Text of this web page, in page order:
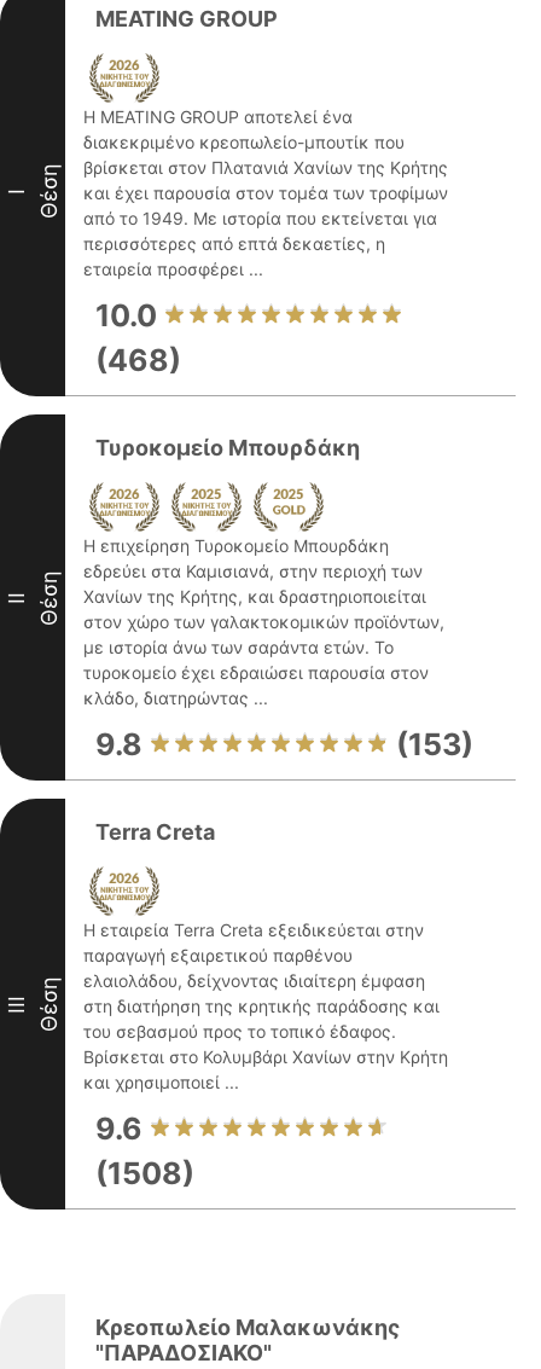
I Θέση
MEATING GROUP
Η MEATING GROUP αποτελεί ένα
διακεκριμένο κρεοπωλείο-μπουτίκ που
βρίσκεται στον Πλατανιά Χανίων της Κρήτης
και έχει παρουσία στον τομέα των τροφίμων
από το 1949. Με ιστορία που εκτείνεται για
περισσότερες από επτά δεκαετίες, η
εταιρεία προσφέρει ...
10.0
(468)
II Θέση
Τυροκομείο Μπουρδάκη
Η επιχείρηση Τυροκομείο Μπουρδάκη
εδρεύει στα Καμισιανά, στην περιοχή των
Χανίων της Κρήτης, και δραστηριοποιείται
στον χώρο των γαλακτοκομικών προϊόντων,
με ιστορία άνω των σαράντα ετών. Το
τυροκομείο έχει εδραιώσει παρουσία στον
κλάδο, διατηρώντας ...
9.8 (153)
III Θέση
Terra Creta
Η εταιρεία Terra Creta εξειδικεύεται στην
παραγωγή εξαιρετικού παρθένου
ελαιολάδου, δείχνοντας ιδιαίτερη έμφαση
στη διατήρηση της κρητικής παράδοσης και
του σεβασμού προς το τοπικό έδαφος.
Βρίσκεται στο Κολυμβάρι Χανίων στην Κρήτη
και χρησιμοποιεί ...
9.6
(1508)
Κρεοπωλείο Μαλακωνάκης
"ΠΑΡΑΔΟΣΙΑΚΟ"